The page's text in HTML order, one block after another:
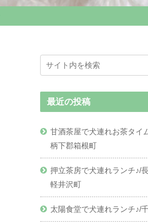
最近の投稿
甘酒茶屋で犬連れお茶タイ
柄下郡箱根町
押立茶房で犬連れランチ♪/
軽井沢町
太陽食堂で犬連れランチ♪/